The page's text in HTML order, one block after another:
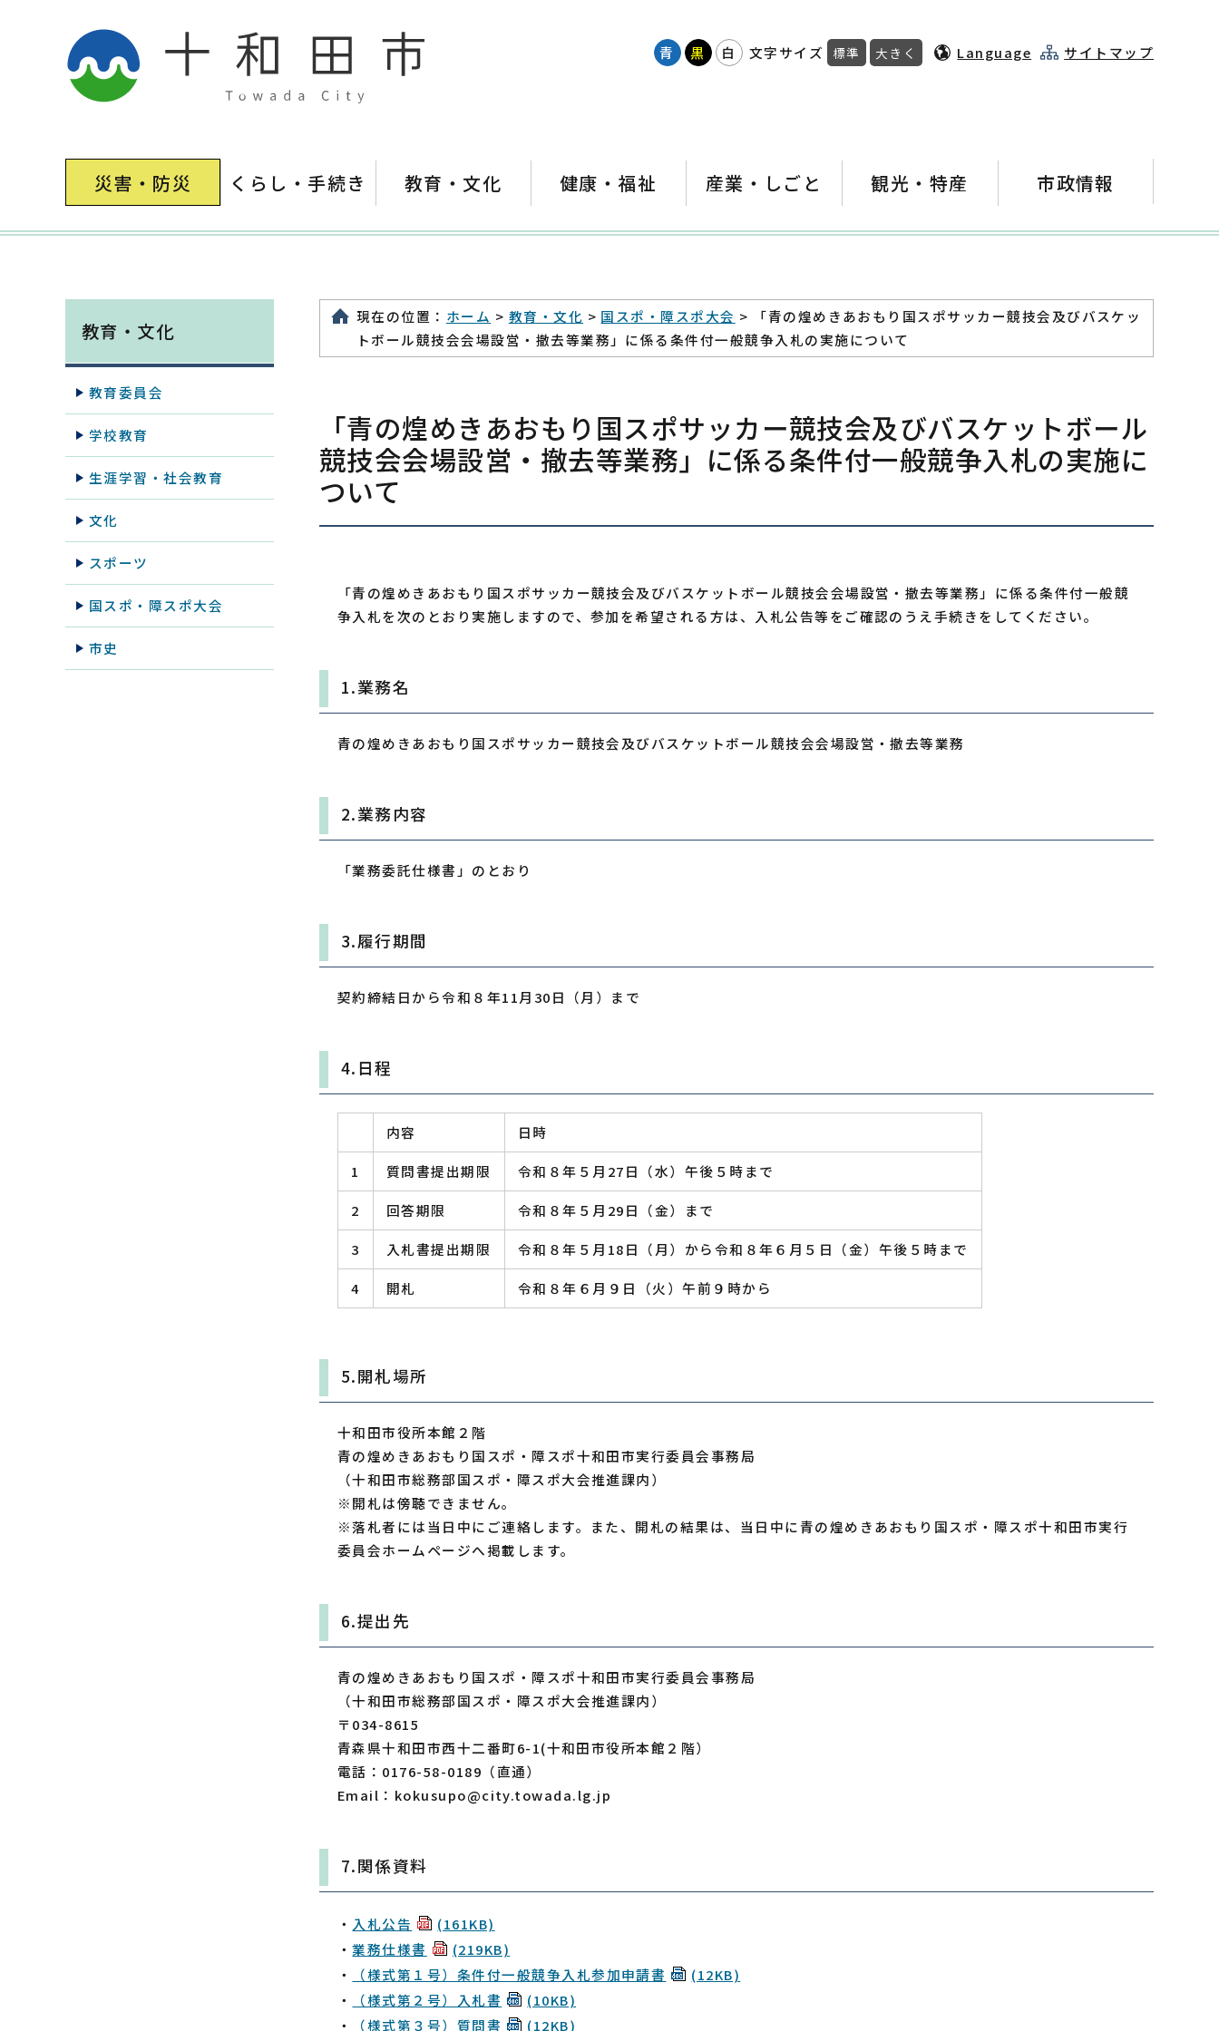
青 黒 白 文字サイズ 標準 大きく Language サイトマップ
災害・防災 くらし・手続き 教育・文化 健康・福祉 産業・しごと 観光・特産 市政情報
現在の位置： ホーム > 教育・文化 > 国スポ・障スポ大会 > 「青の煌めきあおもり国スポサッカー競技会及びバスケッ
トボール競技会会場設営・撤去等業務」に係る条件付一般競争入札の実施について
「青の煌めきあおもり国スポサッカー競技会及びバスケットボール
競技会会場設営・撤去等業務」に係る条件付一般競争入札の実施に
ついて
「青の煌めきあおもり国スポサッカー競技会及びバスケットボール競技会会場設営・撤去等業務」に係る条件付一般競
争入札を次のとおり実施しますので、参加を希望される方は、入札公告等をご確認のうえ手続きをしてください。
1.業務名
青の煌めきあおもり国スポサッカー競技会及びバスケットボール競技会会場設営・撤去等業務
2.業務内容
「業務委託仕様書」のとおり
3.履行期間
契約締結日から令和８年11月30日（月）まで
4.日程
内容 日時
1 質問書提出期限 令和８年５月27日（水）午後５時まで
2 回答期限 令和８年５月29日（金）まで
3 入札書提出期限 令和８年５月18日（月）から令和８年６月５日（金）午後５時まで
4 開札 令和８年６月９日（火）午前９時から
5.開札場所
十和田市役所本館２階
青の煌めきあおもり国スポ・障スポ十和田市実行委員会事務局
（十和田市総務部国スポ・障スポ大会推進課内）
※開札は傍聴できません。
※落札者には当日中にご連絡します。また、開札の結果は、当日中に青の煌めきあおもり国スポ・障スポ十和田市実行
委員会ホームページへ掲載します。
6.提出先
青の煌めきあおもり国スポ・障スポ十和田市実行委員会事務局
（十和田市総務部国スポ・障スポ大会推進課内）
〒034-8615
青森県十和田市西十二番町6-1(十和田市役所本館２階）
電話：0176-58-0189（直通）
Email：kokusupo@city.towada.lg.jp
7.関係資料
・ 入札公告
(161KB)
・業務仕様書
(219KB)
・
（様式第１号）条件付一般競争入札参加申請書
(12KB)
・
（様式第２号）入札書
(10KB)
・
（様式第３号）質問書
(12KB)
教育・文化
教育委員会
学校教育
生涯学習・社会教育
文化
スポーツ
国スポ・障スポ大会
市史